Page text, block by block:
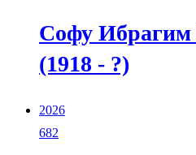
Софу
(1918 - ?)
2026
682